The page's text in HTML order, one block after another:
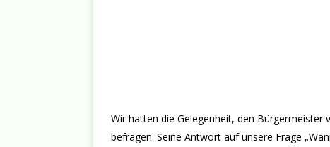
Wir hatten die Gelegenheit, den Bürgermeister
befragen. Seine Antwort auf unsere Frage